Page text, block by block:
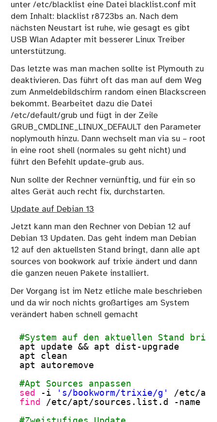
unter /etc/blacklist eine Datei blacklist.conf mit
dem Inhalt: blacklist r8723bs an. Nach dem
nächsten Neustart ist ruhe, wie gesagt es gibt
USB Wlan Adapter mit besserer Linux Treiber
unterstützung.
Das letzte was man machen sollte ist Plymouth zu
deaktivieren. Das führt oft das man auf dem Weg
zum Anmeldebildschirm random einen Blackscreen
bekommt. Bearbeitet dazu die Datei
/etc/default/grub und fügt in der Zeile
GRUB_CMDLINE_LINUX_DEFAULT den Parameter
noplymouth hinzu. Dann wechselt man via su – root
in eine root shell (normales su geht nicht) und
führt den Befehlt update-grub aus.
Nun sollte der Rechner vernünftig, und für ein so
altes Gerät auch recht fix, durchstarten.
Update auf Debian 13
Jetzt kann man den Rechner von Debian 12 auf
Debian 13 Updaten. Das geht indem man Debian
12 auf den aktuellsten Stand bringt, dann alle apt
sources von bookwork auf trixie ändert und dann
die ganzen neuen Pakete installiert.
Der Vorgang ist im Netz etliche male beschrieben
und da wir noch nichts großartiges am System
verändert haben schnell gemacht
#System auf den aktuellen Stand
apt update && apt dist-upgrade
apt clean
apt autoremove
#Apt Sources anpassen
sed
-i 's/bookworm/trixie/g'
/etc/
find
/etc/apt/sources .list.d -name